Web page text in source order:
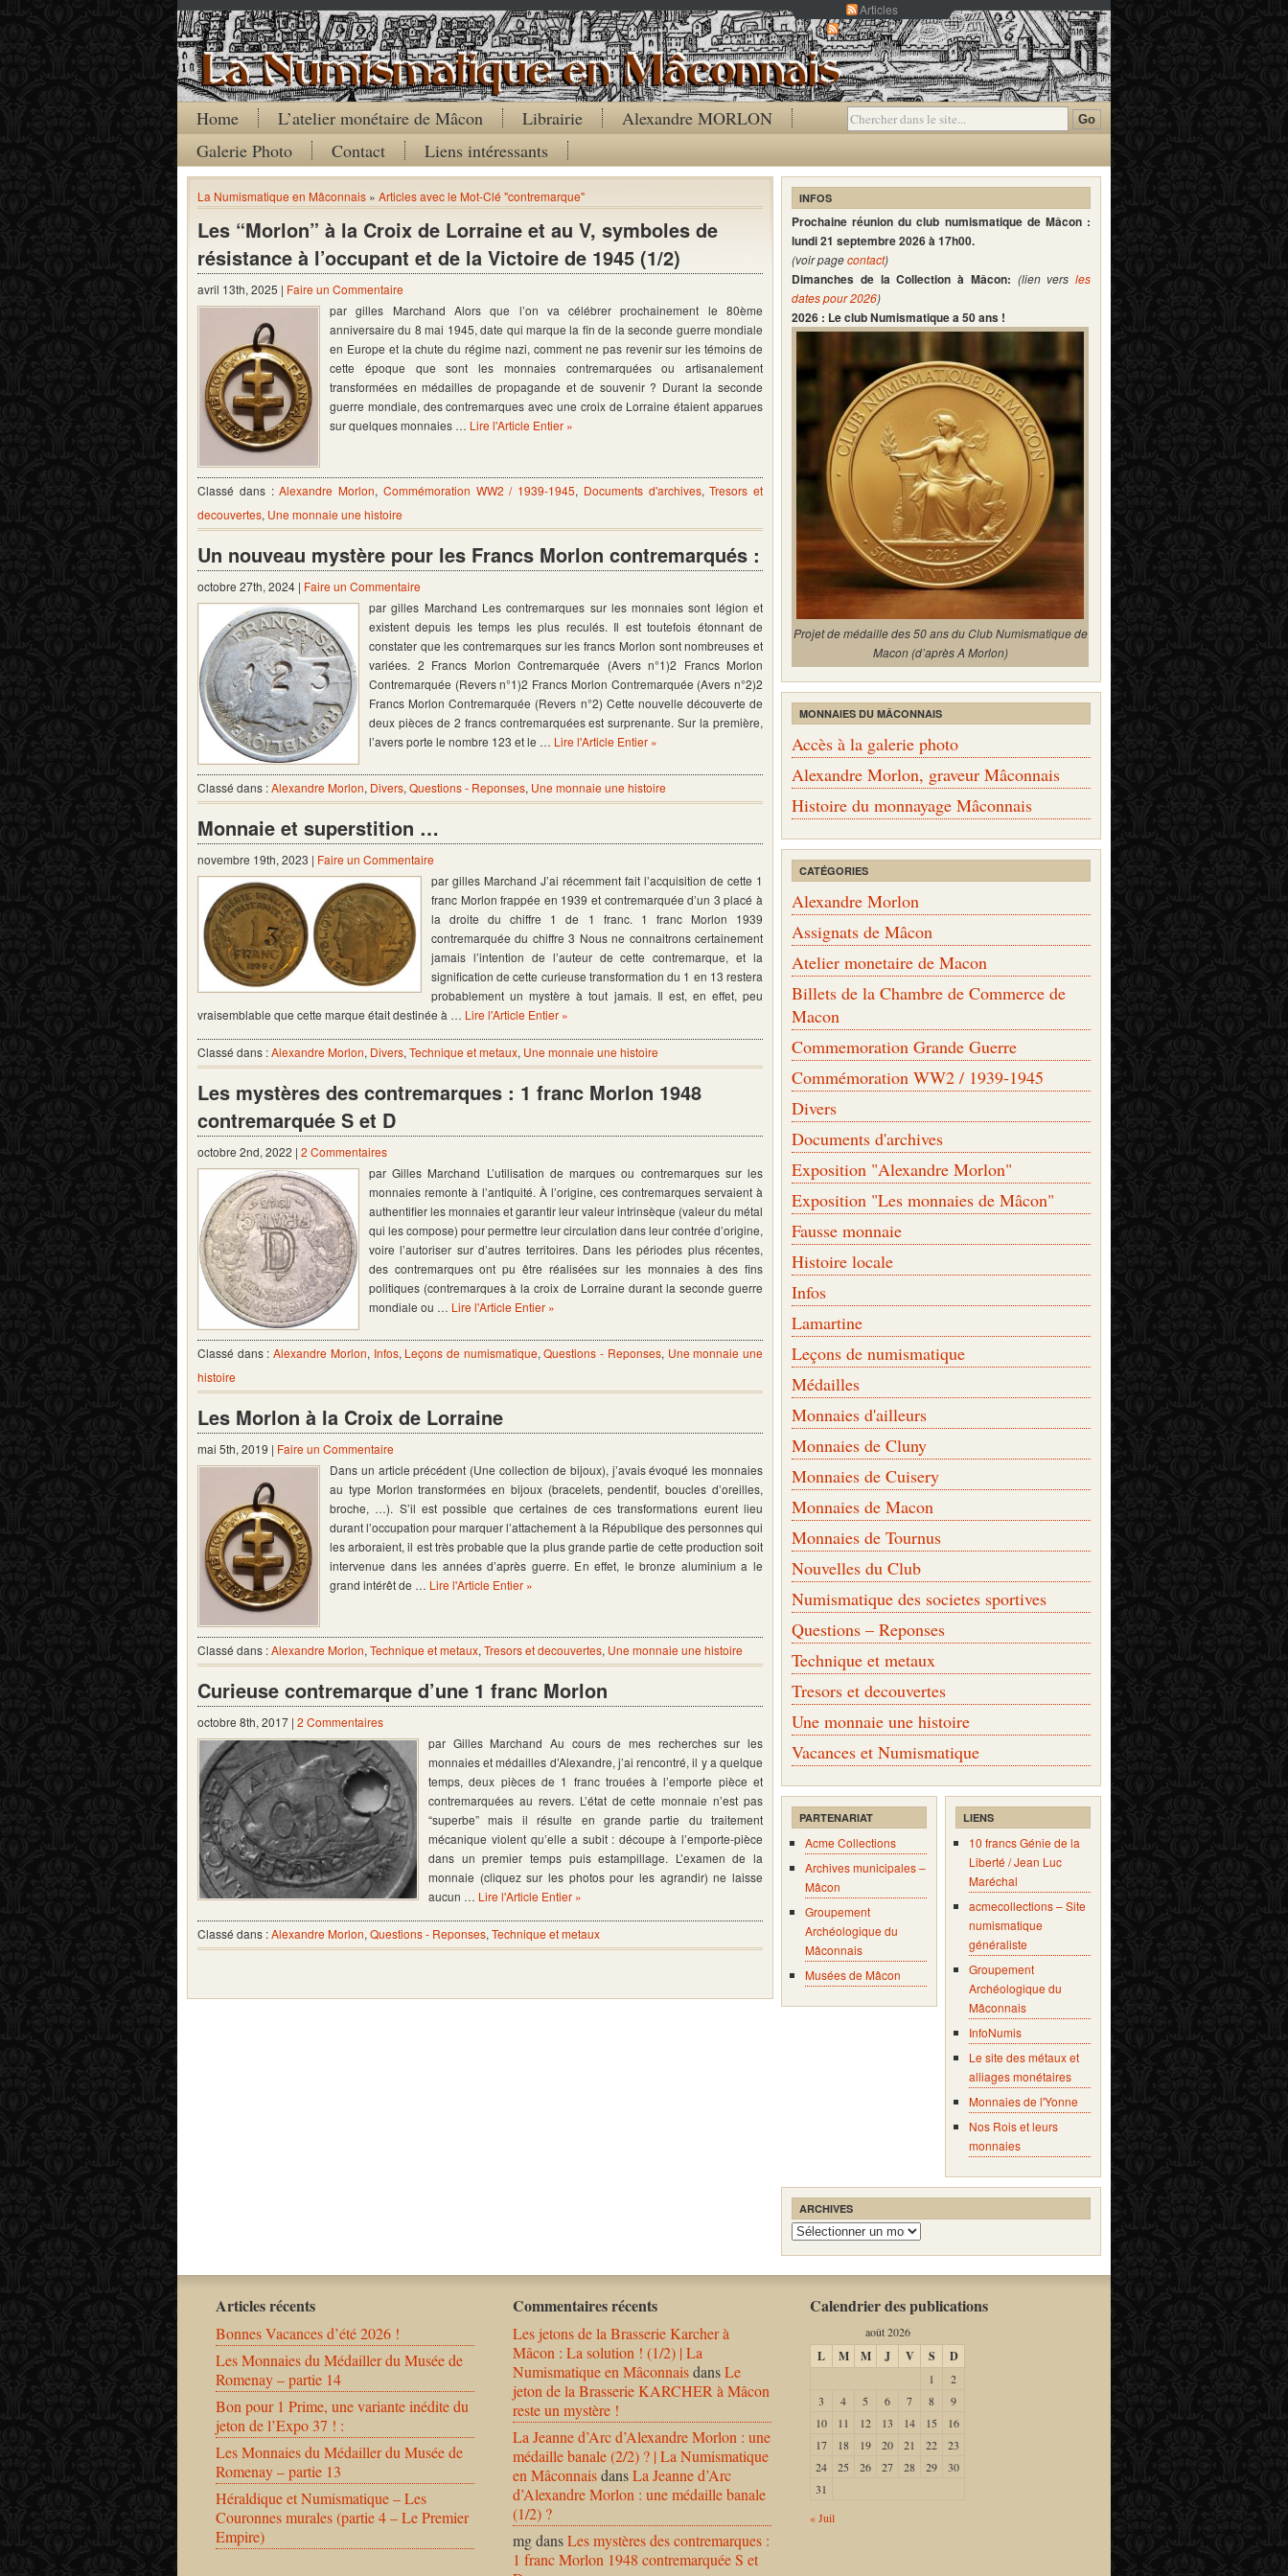
Articles
Commentaires
Home L’atelier monétaire de Mâcon Librairie
Alexandre MORLON
Galerie Photo
Contact Liens intéressants
La Numismatique en Mâconnais » Articles avec le Mot-Clé "contremarque"
Les “Morlon” à la Croix de Lorraine et au V, symboles de
résistance à l’occupant et de la Victoire de 1945 (1/2)
avril 13th, 2025 | Faire un Commentaire
par gilles Marchand Alors que l’on va célébrer prochainement le 80ème
anniversaire du 8 mai 1945, date qui marque la fin de la seconde guerre mondiale
en Europe et la chute du régime nazi, comment ne pas revenir sur les témoins de
cette époque que sont les monnaies contremarquées ou artisanalement
transformées en médailles de propagande et de souvenir ? Durant la seconde
guerre mondiale, des contremarques avec une croix de Lorraine étaient apparues
sur quelques monnaies … Lire l'Article Entier »
Classé dans :Alexandre Morlon, Commémoration WW2 / 1939-1945, Documents d'archives,Tresors et
decouvertes, Une monnaie une histoire
Un nouveau mystère pour les Francs Morlon contremarqués :
octobre 27th, 2024 | Faire un Commentaire
par gilles Marchand Les contremarques sur les monnaies sont légion et
existent depuis les temps les plus reculés. Il est toutefois étonnant de
constater que les contremarques sur les francs Morlon sont nombreuses et
variées. 2 Francs Morlon Contremarquée (Avers n°1)2 Francs Morlon
Contremarquée (Revers n°1)2 Francs Morlon Contremarquée (Avers n°2)2
Francs Morlon Contremarquée (Revers n°2) Cette nouvelle découverte de
deux pièces de 2 francs contremarquées est surprenante. Sur la première,
l’avers porte le nombre 123 et le … Lire l'Article Entier »
Classé dans :Alexandre Morlon, Divers, Questions - Reponses, Une monnaie une histoire
Monnaie et superstition …
novembre 19th, 2023 | Faire un Commentaire
par gilles Marchand J’ai récemment fait l’acquisition de cette 1
franc Morlon frappée en 1939 et contremarquée d’un 3 placé à
la droite du chiffre 1 de 1 franc. 1 franc Morlon 1939
contremarquée du chiffre 3 Nous ne connaitrons certainement
jamais l’intention de l’auteur de cette contremarque, et la
signification de cette curieuse transformation du 1 en 13 restera
probablement un mystère à tout jamais. Il est, en effet, peu
vraisemblable que cette marque était destinée à … Lire l'Article Entier »
Classé dans :Alexandre Morlon, Divers, Technique et metaux, Une monnaie une histoire
Les mystères des contremarques : 1 franc Morlon 1948
contremarquée S et D
octobre 2nd, 2022 | 2 Commentaires
par Gilles Marchand L’utilisation de marques ou contremarques sur les
monnaies remonte à l’antiquité. À l’origine, ces contremarques servaient à
authentifier les monnaies et garantir leur valeur intrinsèque (valeur du métal
qui les compose) pour permettre leur circulation dans leur contrée d’origine,
voire l’autoriser sur d’autres territoires. Dans les périodes plus récentes,
des contremarques ont pu être réalisées sur les monnaies à des fins
politiques (contremarques à la croix de Lorraine durant la seconde guerre
mondiale ou … Lire l'Article Entier »
Classé dans :Alexandre Morlon, Infos, Leçons de numismatique,Questions - Reponses, Une monnaie une
histoire
Les Morlon à la Croix de Lorraine
mai 5th, 2019 | Faire un Commentaire
Dans un article précédent (Une collection de bijoux), j’avais évoqué les monnaies
au type Morlon transformées en bijoux (bracelets, pendentif, boucles d’oreilles,
broche, …). S’il est possible que certaines de ces transformations eurent lieu
durant l’occupation pour marquer l’attachement à la République des personnes qui
les arboraient, il est très probable que la plus grande partie de cette production soit
intervenue dans les années d’après guerre. En effet, le bronze aluminium a le
grand intérêt de … Lire l'Article Entier »
Classé dans :Alexandre Morlon, Technique et metaux, Tresors et decouvertes, Une monnaie une histoire
Curieuse contremarque d’une 1 franc Morlon
octobre 8th, 2017 | 2 Commentaires
par Gilles Marchand Au cours de mes recherches sur les
monnaies et médailles d’Alexandre, j’ai rencontré, il y a quelque
temps, deux pièces de 1 franc trouées à l’emporte pièce et
contremarquées au revers. L’état de cette monnaie n’est pas
“superbe” mais il résulte en grande partie du traitement
mécanique violent qu’elle a subit : découpe à l’emporte-pièce
dans un premier temps puis estampillage. L’examen de la
monnaie (cliquez sur les photos pour les agrandir) ne laisse
aucun … Lire l'Article Entier »
Classé dans :Alexandre Morlon, Questions - Reponses, Technique et metaux
INFOS
Prochaine réunion du club numismatique de Mâcon :
lundi 21 septembre 2026 à 17h00.
(voir pagecontact)
Dimanches de la Collection à Mâcon: (lien vers les
dates pour 2026)
2026 : Le club Numismatique a 50 ans !
Projet de médaille des 50 ans du Club Numismatique de
Macon (d’après A Morlon)
MONNAIES DU MÂCONNAIS
Accès à la galerie photo
Alexandre Morlon, graveur Mâconnais
Histoire du monnayage Mâconnais
CATÉGORIES
Alexandre Morlon
Assignats de Mâcon
Atelier monetaire de Macon
Billets de la Chambre de Commerce de
Macon
Commemoration Grande Guerre
Commémoration WW2 / 1939-1945
Divers
Documents d'archives
Exposition "Alexandre Morlon"
Exposition "Les monnaies de Mâcon"
Fausse monnaie
Histoire locale
Infos
Lamartine
Leçons de numismatique
Médailles
Monnaies d'ailleurs
Monnaies de Cluny
Monnaies de Cuisery
Monnaies de Macon
Monnaies de Tournus
Nouvelles du Club
Numismatique des societes sportives
Questions – Reponses
Technique et metaux
Tresors et decouvertes
Une monnaie une histoire
Vacances et Numismatique
PARTENARIAT
Acme Collections
Archives municipales –
Mâcon
Groupement
Archéologique du
Mâconnais
Musées de Mâcon
LIENS
10 francs Génie de la
Liberté / Jean Luc
Maréchal
acmecollections – Site
numismatique
généraliste
Groupement
Archéologique du
Mâconnais
InfoNumis
Le site des métaux et
alliages monétaires
Monnaies de l'Yonne
Nos Rois et leurs
monnaies
ARCHIVES
Archives
Articles récents
Bonnes Vacances d’été 2026 !
Les Monnaies du Médailler du Musée de
Romenay – partie 14
Bon pour 1 Prime, une variante inédite du
jeton de l’Expo 37 ! :
Les Monnaies du Médailler du Musée de
Romenay – partie 13
Héraldique et Numismatique – Les
Couronnes murales (partie 4 – Le Premier
Empire)
Commentaires récents
Les jetons de la Brasserie Karcher à
Mâcon : La solution ! (1/2) | La
Numismatique en MâconnaisdansLe
jeton de la Brasserie KARCHER à Mâcon
reste un mystère !
La Jeanne d’Arc d’Alexandre Morlon : une
médaille banale (2/2) ? | La Numismatique
en MâconnaisdansLa Jeanne d’Arc
d’Alexandre Morlon : une médaille banale
(1/2) ?
mgdansLes mystères des contremarques :
1 franc Morlon 1948 contremarquée S et
Calendrier des publications
août 2026
L M M J V S D
1
2
3
4 5 6 7 8
9
10
11 12 13 14 15
16
17
18 19 20 21 22
23
24
25 26 27 28 29
30
31
« Juil